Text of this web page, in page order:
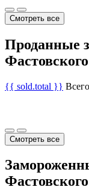
Смотреть все
Проданные
{{ sold.total }} Всего
Смотреть все